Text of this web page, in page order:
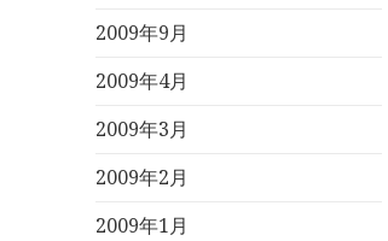
2009年9月
2009年4月
2009年3月
2009年2月
2009年1月